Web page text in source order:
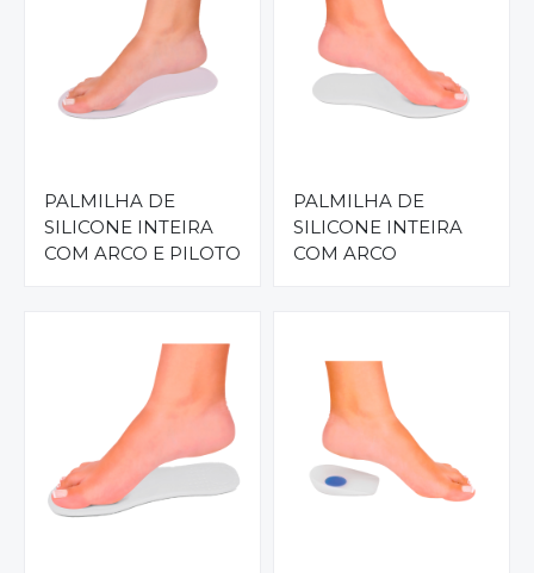
PALMILHA DE
SILICONE INTEIRA
COM ARCO E PILOTO
PALMILHA DE
SILICONE INTEIRA
COM ARCO